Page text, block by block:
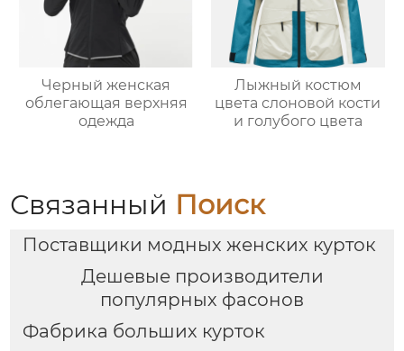
Черный женская
облегающая верхняя
одежда
Лыжный костюм
цвета слоновой кости
и голубого цвета
Связанный Поиск
Поставщики модных женских курток
Дешевые производители
популярных фасонов
Фабрика больших курток